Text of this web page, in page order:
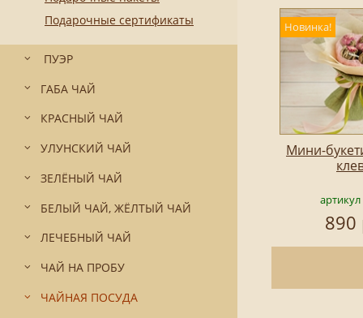
Подарочные сертификаты
ПУЭР
ГАБА ЧАЙ
КРАСНЫЙ ЧАЙ
УЛУНСКИЙ ЧАЙ
ЗЕЛЁНЫЙ ЧАЙ
БЕЛЫЙ ЧАЙ, ЖЁЛТЫЙ ЧАЙ
ЛЕЧЕБНЫЙ ЧАЙ
ЧАЙ НА ПРОБУ
ЧАЙНАЯ ПОСУДА
Новинка!
Мини-
890